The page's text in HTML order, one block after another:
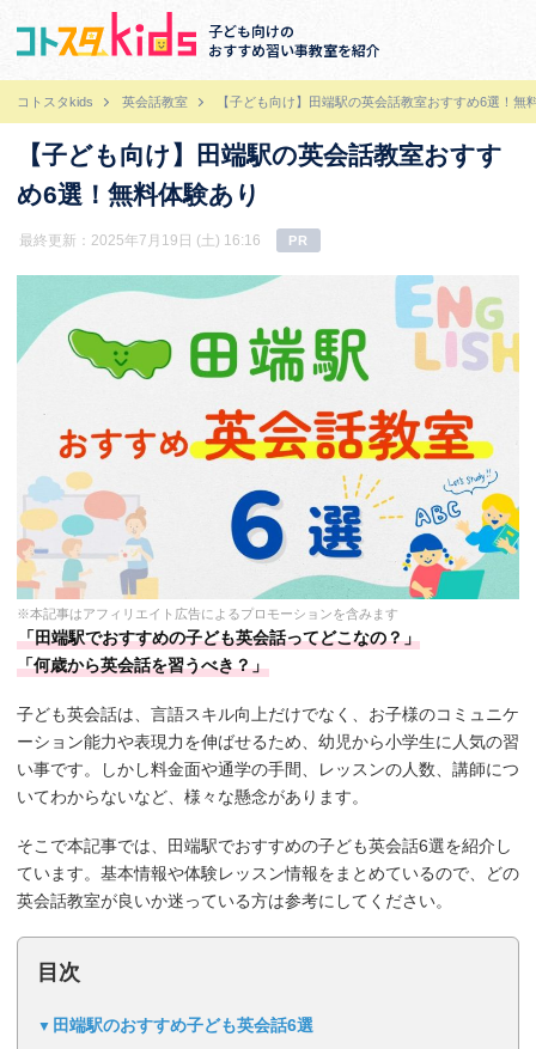
子ども向けの
おすすめ習い事教室を紹介
コトスタkids 英会話教室 【子ども向け】田端駅の英会話教室おすすめ6選！無
【子ども向け】田端駅の英会話教室おすす
め6選！無料体験あり
最終更新：2025年7月19日 (土) 16:16 PR
※本記事はアフィリエイト広告によるプロモーションを含みます
「田端駅でおすすめの子ども英会話ってどこなの？」
「何歳から英会話を習うべき？」
子ども英会話は、言語スキル向上だけでなく、お子様のコミュニケ
ーション能力や表現力を伸ばせるため、幼児から小学生に人気の習
い事です。しかし料金面や通学の手間、レッスンの人数、講師につ
いてわからないなど、様々な懸念があります。
そこで本記事では、田端駅でおすすめの子ども英会話6選を紹介し
ています。基本情報や体験レッスン情報をまとめているので、どの
英会話教室が良いか迷っている方は参考にしてください。
目次
田端駅のおすすめ子ども英会話6選